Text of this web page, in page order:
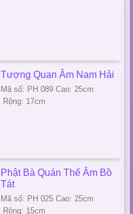
Tượng Quan Âm Nam Hải
Mã số: PH 089 Cao: 25cm
Rộng: 17cm
Phật Bà Quán Thế Âm Bồ
Tát
Mã số: PH 025 Cao: 25cm
Rộng: 15cm